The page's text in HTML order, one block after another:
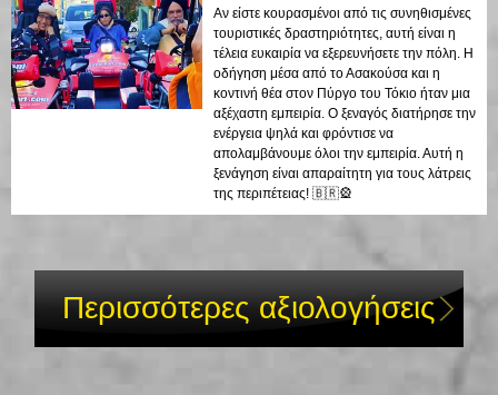
Αν είστε κουρασμένοι από τις συνηθισμένες
τουριστικές δραστηριότητες, αυτή είναι η
τέλεια ευκαιρία να εξερευνήσετε την πόλη. Η
οδήγηση μέσα από το Ασακούσα και η
κοντινή θέα στον Πύργο του Τόκιο ήταν μια
αξέχαστη εμπειρία. Ο ξεναγός διατήρησε την
ενέργεια ψηλά και φρόντισε να
απολαμβάνουμε όλοι την εμπειρία. Αυτή η
ξενάγηση είναι απαραίτητη για τους λάτρεις
της περιπέτειας! 🇧🇷🎡
Περισσότερες αξιολογήσεις